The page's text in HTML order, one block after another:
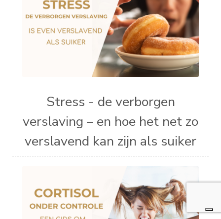
Stress - de verborgen
verslaving – en hoe het net zo
verslavend kan zijn als suiker